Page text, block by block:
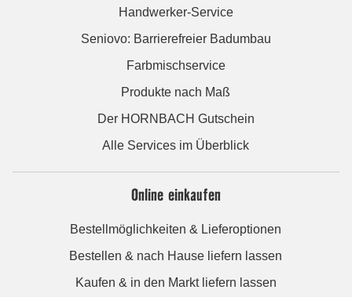
Handwerker-Service
Seniovo: Barrierefreier Badumbau
Farbmischservice
Produkte nach Maß
Der HORNBACH Gutschein
Alle Services im Überblick
Online einkaufen
Bestellmöglichkeiten & Lieferoptionen
Bestellen & nach Hause liefern lassen
Kaufen & in den Markt liefern lassen